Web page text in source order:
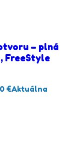
– plná
FreeStyle
€Aktuálna